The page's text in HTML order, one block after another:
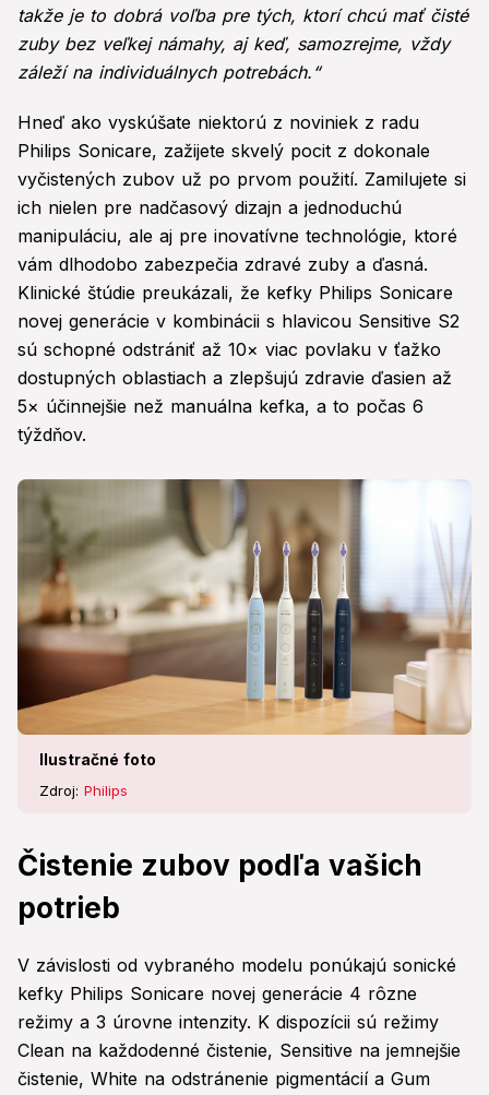
takže je to dobrá voľba pre tých, ktorí chcú mať čisté
zuby bez veľkej námahy, aj keď, samozrejme, vždy
záleží na individuálnych potrebách.“
Hneď ako vyskúšate niektorú z noviniek z radu
Philips Sonicare, zažijete skvelý pocit z dokonale
vyčistených zubov už po prvom použití. Zamilujete si
ich nielen pre nadčasový dizajn a jednoduchú
manipuláciu, ale aj pre inovatívne technológie, ktoré
vám dlhodobo zabezpečia zdravé zuby a ďasná.
Klinické štúdie preukázali, že kefky Philips Sonicare
novej generácie v kombinácii s hlavicou Sensitive S2
sú schopné odstrániť až 10× viac povlaku v ťažko
dostupných oblastiach a zlepšujú zdravie ďasien až
5× účinnejšie než manuálna kefka, a to počas 6
týždňov.
Ilustračné foto
Zdroj: Philips
Čistenie zubov podľa vašich
potrieb
V závislosti od vybraného modelu ponúkajú sonické
kefky Philips Sonicare novej generácie 4 rôzne
režimy a 3 úrovne intenzity. K dispozícii sú režimy
Clean na každodenné čistenie, Sensitive na jemnejšie
čistenie, White na odstránenie pigmentácií a Gum